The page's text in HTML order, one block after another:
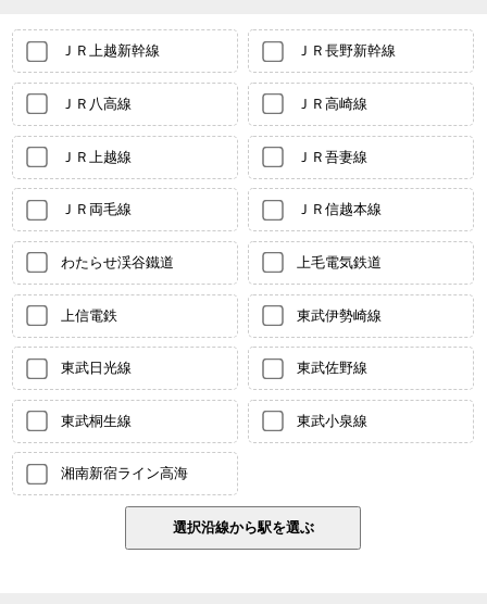
ＪＲ上越新幹線 ＪＲ長野新幹線
ＪＲ八高線 ＪＲ高崎線
ＪＲ上越線 ＪＲ吾妻線
ＪＲ両毛線 ＪＲ信越本線
わたらせ渓谷鐵道 上毛電気鉄道
上信電鉄 東武伊勢崎線
東武日光線 東武佐野線
東武桐生線 東武小泉線
湘南新宿ライン高海